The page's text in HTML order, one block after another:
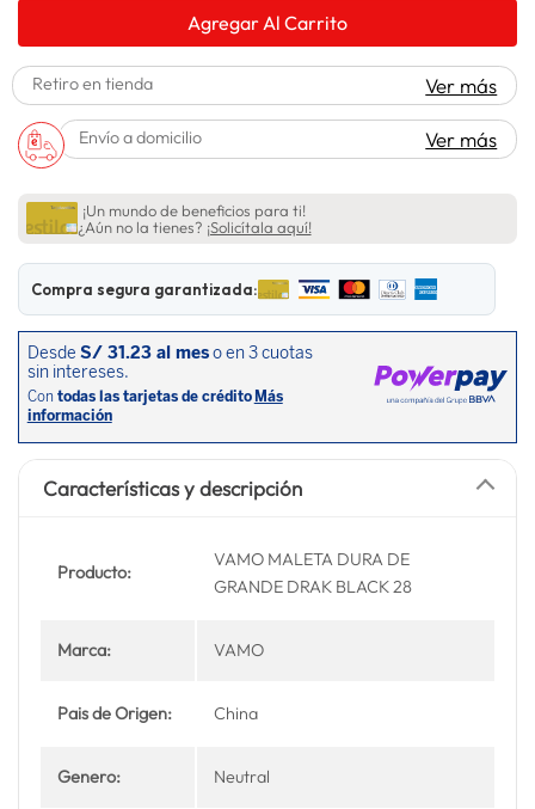
Agregar Al Carrito
Retiro en tienda Ver más
Envío a domicilio Ver más
¡Un mundo de beneficios para ti!
¿Aún no la tienes? ¡Solicítala aquí!
Compra segura garantizada:
Características y descripción
Producto:
VAMO MALETA DURA DE
GRANDE DRAK BLACK 28
Marca: VAMO
Pais de Origen: China
Genero: Neutral